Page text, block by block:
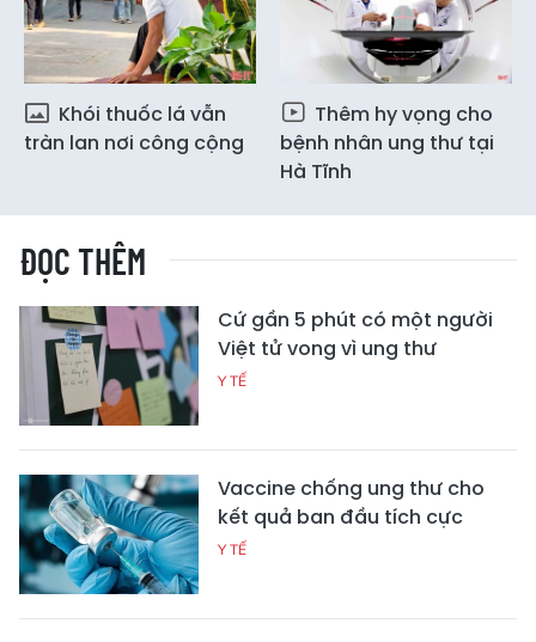
Khói thuốc lá vẫn
tràn lan nơi công cộng
Thêm hy vọng cho
bệnh nhân ung thư tại
Hà Tĩnh
ĐỌC THÊM
Cứ gần 5 phút có một người
Việt tử vong vì ung thư
Y TẾ
Vaccine chống ung thư cho
kết quả ban đầu tích cực
Y TẾ